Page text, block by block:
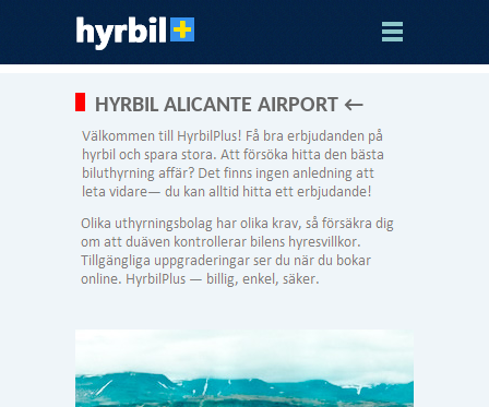
HYRBIL ALICANTE AIRPORT ←